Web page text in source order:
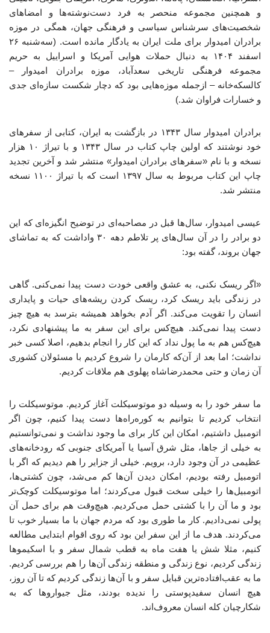
و همچنین مجموعه منحصر به فرد دست‌نوشته‌ها و امضاهای
شخصیت‌های سرشناس سیاسی و فرهنگی جهان، همگی در موزه
برادران امیدوار برای ملت ایران به یادگار مانده است. (سه‌شنبه ۲۶
اسفند ۱۴۰۴ به دنبال حملات هوایی آمریکا و اسراییل به حریم
مجموعه فرهنگی تاریخی سعدآباد، موزه برادران امیدوار –
کالسکه‌خانه – ازجمله موزه‌هایی بود که دچار شکست سازه‌ای جدی
و خسارات فراوان شد.)
برادران امیدوار سال ۱۳۴۳ در بازگشت به ایران، کتابی از سفرهای
خود نوشتند که اولین چاپ کتاب در سال ۱۳۴۳ و با تیراژ ۱۰ هزار
نسخه و با نام «سفرهای برادران امیدوار» منتشر شد و آخرین تجدید
چاپ این کتاب مربوط به سال ۱۳۹۷ است که با تیراژ ۱۱۰۰ نسخه
منتشر شد.
عیسی امیدوار، سال‌ها قبل در مصاحبه‌ای در توضیح انگیزه‌ای که این
دو برادر را در آن سال‌های پر تلاطم دهه ۳۰ واداشت که به تماشای
جهان بروند، گفته بود:
«اگر ریسک نکنی، به عشق واقعی خودت دست پیدا نمی‌کنی. گاهی
در زندگی باید ریسک کرد، ریسک کردن ریشه‌های حیات و پایداری
انسان را تقویت می‌کند. اگر آدم بخواهد همیشه بترسد به هیچ ‌چیز
دست پیدا نمی‌کند. هیچ‌کس برای این سفر به ما پیشنهادی نکرد،
هیچ‌کس هم به ما پول نداد که این کار را انجام بدهیم، اصلا کسی خبر
نداشت؛ اما بعد از آن‌که کارمان را شروع کردیم با مسئولان کشوری
آن زمان و حتی محمدرضاشاه پهلوی هم ملاقات کردیم.
ما سفر خود را به ‌وسیله دو موتوسیکلت آغاز کردیم. موتوسیکلت را
انتخاب کردیم تا بتوانیم به کوره‌راه‌ها دست پیدا کنیم، چون اگر
اتومبیل داشتیم، امکان این کار برای ما وجود نداشت و نمی‌توانستیم
به خیلی از جاها، مثل شرق آسیا یا آمریکای جنوبی که رودخانه‌های
عظیمی در آن وجود دارد، برویم. خیلی از جزایر را هم دیدیم که اگر با
اتومبیل رفته بودیم، امکان دیدن آن‌ها کم می‌شد، چون کشتی‌ها،
اتومبیل‌ها را خیلی سخت قبول می‌کردند؛ اما موتوسیکلت کوچک‌تر
بود و ما آن را با کشتی حمل می‌کردیم. هیچ‌وقت هم برای حمل آن
پولی نمی‌دادیم. کار ما طوری بود که مردم جهان با ما بسیار خوب تا
می‌کردند. هدف ما از این سفر این بود که روی اقوام ابتدایی مطالعه
کنیم، مثلا شش یا هفت ‌ماه به قطب شمال سفر و با اسکیموها
زندگی ‌کردیم، نوع زندگی و منطقه زندگی آن‌ها را هم بررسی ‌کردیم.
ما به عقب‌افتاده‌ترین قبایل سفر و با آن‌ها زندگی کردیم که تا آن روز،
هیچ انسان سفیدپوستی را ندیده بودند، مثل جیواروها که به
شکارچیان کله انسان معروف‌اند.